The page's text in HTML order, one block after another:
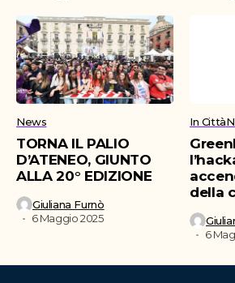
News
TORNA IL PALIO
D’ATENEO, GIUNTO
ALLA 20° EDIZIONE
Giuliana Furnò
6 Maggio 2025
In Città
della
6